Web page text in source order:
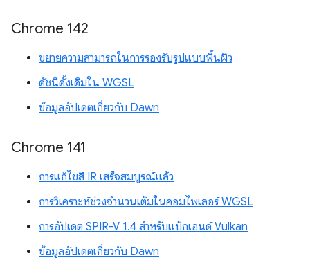
Chrome 142
ขยายความสามารถในการรองรับรูปแบบพื้นผิว
ดัชนีดั้งเดิมใน WGSL
ข้อมูลอัปเดตเกี่ยวกับ Dawn
Chrome 141
การแก้ไขสี IR เสร็จสมบูรณ์แล้ว
การวิเคราะห์ช่วงจำนวนเต็มในคอมไพเลอร์ WGSL
การอัปเดต SPIR-V 1.4 สำหรับแบ็กเอนด์ Vulkan
ข้อมูลอัปเดตเกี่ยวกับ Dawn